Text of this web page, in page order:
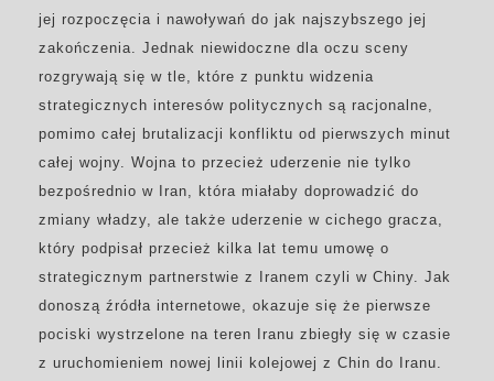
jej rozpoczęcia i nawoływań do jak najszybszego jej
zakończenia. Jednak niewidoczne dla oczu sceny
rozgrywają się w tle, które z punktu widzenia
strategicznych interesów politycznych są racjonalne,
pomimo całej brutalizacji konfliktu od pierwszych minut
całej wojny. Wojna to przecież uderzenie nie tylko
bezpośrednio w Iran, która miałaby doprowadzić do
zmiany władzy, ale także uderzenie w cichego gracza,
który podpisał przecież kilka lat temu umowę o
strategicznym partnerstwie z Iranem czyli w Chiny. Jak
donoszą źródła internetowe, okazuje się że pierwsze
pociski wystrzelone na teren Iranu zbiegły się w czasie
z uruchomieniem nowej linii kolejowej z Chin do Iranu.